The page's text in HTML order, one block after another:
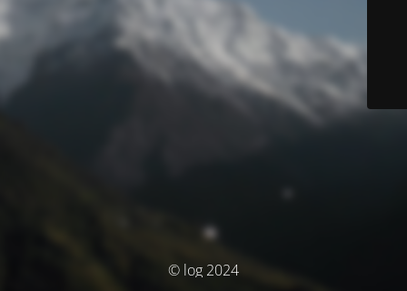
© log 2024